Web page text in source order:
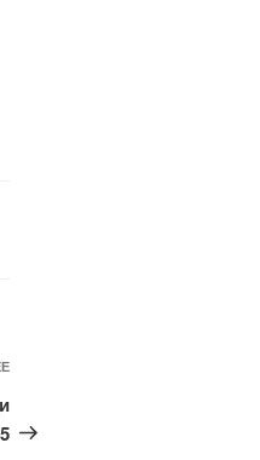
Следующая
запись